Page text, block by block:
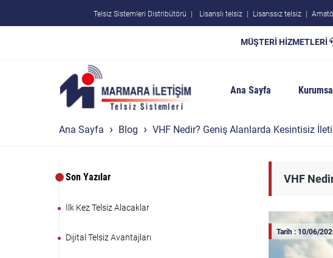
Telsiz Sistemleri Distribütörü Lisanslı telsiz Lisanssız telsiz
MÜŞTERİ HİZMETLERİ
Ana Sayfa
Ana Sayfa Blog VHF Nedir? Geniş Alanlarda Kesintisiz
Son Yazılar
İlk Kez Telsiz Alacaklar
Dijital Telsiz Avantajları
VHF
Tarih : 10/06/